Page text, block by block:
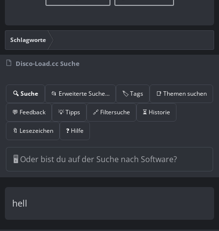
Schlagworte
Disco-Load.cc Suche
🔍 Suche 📂 Erweiterte Suche… 🏷️ Tags 📑 Themen suchen
💬 Feedback 💡 Tipps 🔗 Filtersuche ⏳ Historie
🔖 Lesezeichen ❓ Hilfe
hell